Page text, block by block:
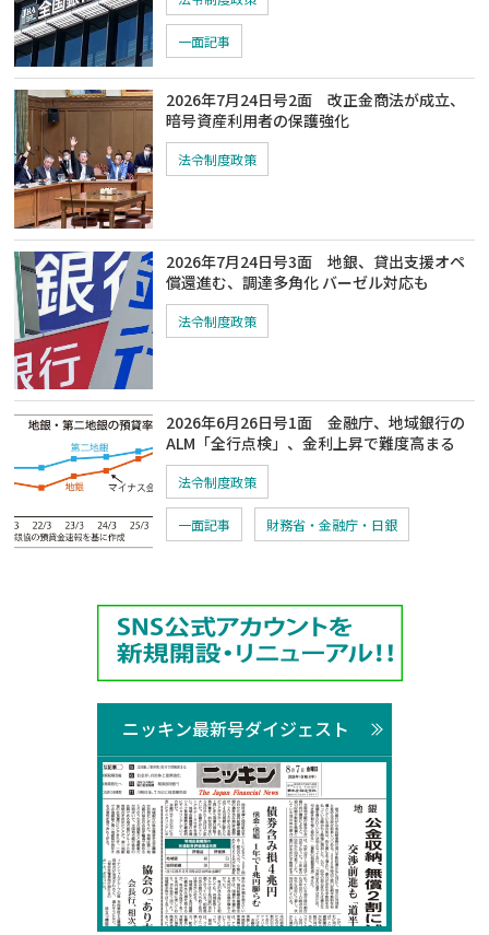
一面記事
2026年7月24日号2面 改正金商法が成立、
暗号資産利用者の保護強化
法令制度政策
2026年7月24日号3面 地銀、貸出支援オペ
償還進む、調達多角化 バーゼル対応も
法令制度政策
2026年6月26日号1面 金融庁、地域銀行の
ALM「全行点検」、金利上昇で難度高まる
法令制度政策
一面記事 財務省・金融庁・日銀
ニッキン最新号ダイジェスト